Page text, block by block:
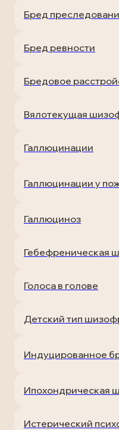
Бред
Бред ревности
Бредовое
Вялотекущая
Галлюцинации
Галлюцинации у
Галлюциноз
Гебефреническая
Голоса в голове
Детский тип
Индуцированное
Ипохондрическая
Истерический